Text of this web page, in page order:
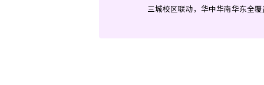
三城校区联动，华中华南华东全